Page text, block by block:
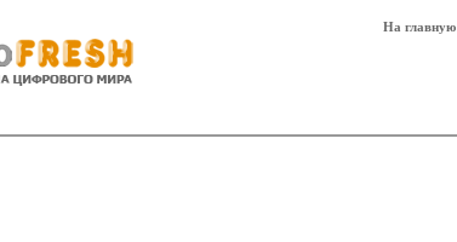
На главную